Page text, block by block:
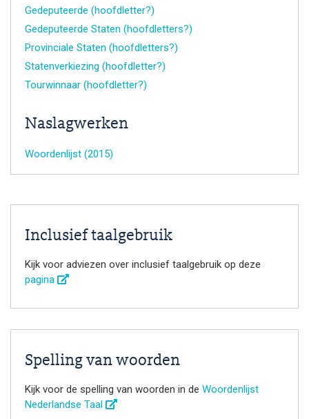
Gedeputeerde (hoofdletter?)
Gedeputeerde Staten (hoofdletters?)
Provinciale Staten (hoofdletters?)
Statenverkiezing (hoofdletter?)
Tourwinnaar (hoofdletter?)
Naslagwerken
Woordenlijst (2015)
Inclusief taalgebruik
Kijk voor adviezen over inclusief taalgebruik op deze
pagina
Spelling van woorden
Kijk voor de spelling van woorden in de Woordenlijst
Nederlandse Taal